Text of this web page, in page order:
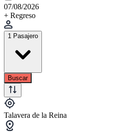
07/08/2026
+ Regreso
1 Pasajero
Buscar
Talavera de la Reina